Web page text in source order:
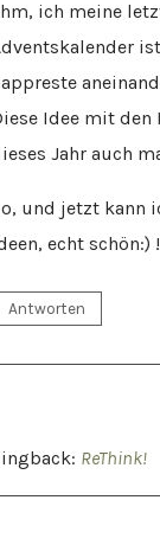
ich meine
Idee mit
Jahr auch
und jetzt kann
echt schön:) !
Antworten
ReThink!